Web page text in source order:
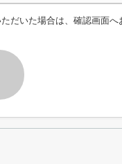
だいた場合は、確認画面へ